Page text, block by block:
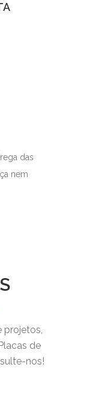
das
nem
de
nos!